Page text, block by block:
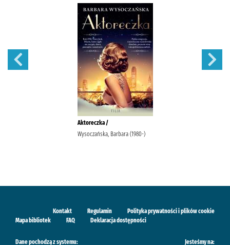
Aktoreczka /
Wysoczańska, Barbara (1980-)
Kontakt Regulamin
Polityka prywatności i plików cookie
Mapa bibliotek
FAQ Deklaracja dostępności
Dane pochodzą z systemu: Jesteśmy na: